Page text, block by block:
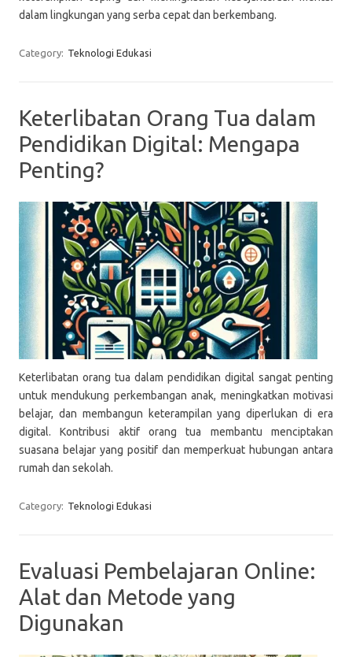
dalam lingkungan yang serba cepat dan berkembang.
Category: Teknologi Edukasi
Keterlibatan Orang Tua dalam
Pendidikan Digital: Mengapa
Penting?
Keterlibatan orang tua dalam pendidikan digital sangat penting
untuk mendukung perkembangan anak, meningkatkan motivasi
belajar, dan membangun keterampilan yang diperlukan di era
digital. Kontribusi aktif orang tua membantu menciptakan
suasana belajar yang positif dan memperkuat hubungan antara
rumah dan sekolah.
Category: Teknologi Edukasi
Evaluasi Pembelajaran Online:
Alat dan Metode yang
Digunakan